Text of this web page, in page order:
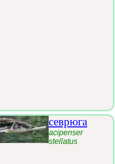
севрюга
acipenser
stellatus